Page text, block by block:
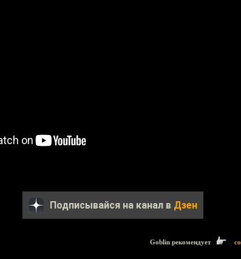
Подписывайся на канал в Дзен
Goblin рекомендует